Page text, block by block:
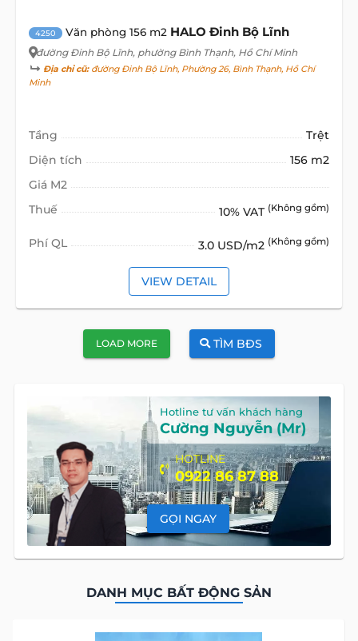
4250 Văn phòng 156 m2 HALO Đinh Bộ Lĩnh
đường Đinh Bộ Lĩnh, phường Bình Thạnh, Hồ Chí Minh
Địa chỉ cũ:đường Đinh Bộ Lĩnh, Phường 26, Bình Thạnh, Hồ Chí
Minh
Tầng
Trệt
Diện tích
156 m2
Giá M2
Thuế
10% VAT (Không gồm)
Phí QL 3.0 USD/m2 (Không gồm)
VIEW DETAIL
LOAD MORE TÌM BĐS
Hotline tư vấn khách hàng
Cường Nguyễn (Mr)
HOTLINE
0922 86 87 88
GỌI NGAY
DANH MỤC BẤT ĐỘNG SẢN